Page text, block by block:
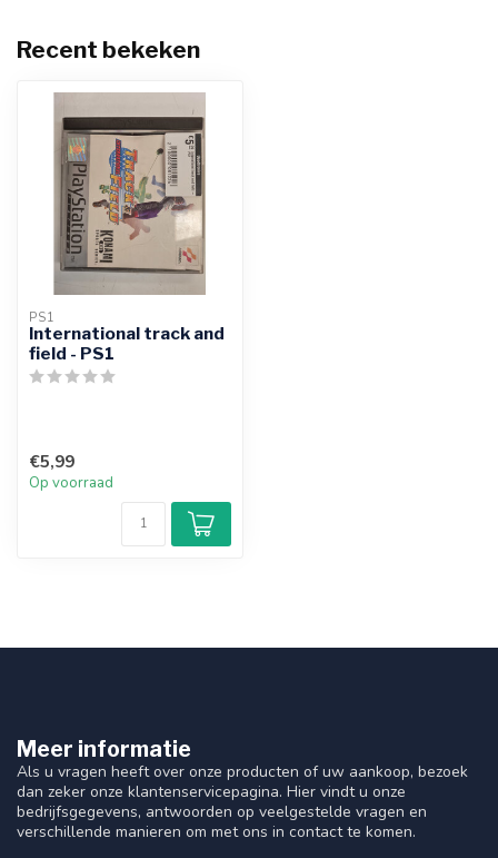
Recent bekeken
PS1
International track and
field - PS1
€5,99
Op voorraad
Meer informatie
Als u vragen heeft over onze producten of uw aankoop, bezoek
dan zeker onze klantenservicepagina. Hier vindt u onze
bedrijfsgegevens, antwoorden op veelgestelde vragen en
verschillende manieren om met ons in contact te komen.